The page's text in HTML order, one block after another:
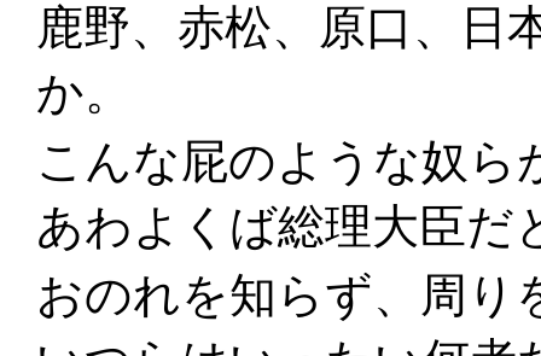
鹿野、赤松、原口、日
か。
こんな屁のような奴ら
あわよくば総理大臣だ
おのれを知らず、周り